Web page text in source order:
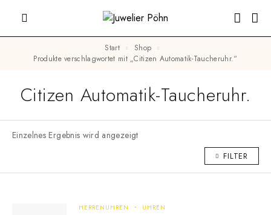
Start
Shop
Produkte verschlagwortet mit „Citizen Automatik-Taucheruhr.“
Citizen Automatik-Taucheruhr.
Einzelnes Ergebnis wird angezeigt
FILTER
HERRENUHREN UHREN